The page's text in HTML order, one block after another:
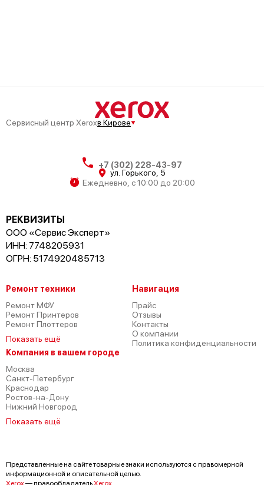
Сервисный центр Xeroxв Кирове
+7 (302) 228-43-97
ул. ​Горького, 5
Ежедневно, с 10:00 до 20:00
РЕКВИЗИТЫ
ООО «Сервис Эксперт»
ИНН: 7748205931
ОГРН: 5174920485713
Ремонт техники
Ремонт МФУ
Ремонт Принтеров
Ремонт Плоттеров
Показать ещё
Компания в вашем городе
Москва
Санкт-Петербург
Краснодар
Ростов-на-Дону
Нижний Новгород
Показать ещё
Навигация
Прайс
Отзывы
Контакты
О компании
Политика конфиденциальности
Представленные на сайте товарные знаки используются с правомерной
информационной и описательной целью.